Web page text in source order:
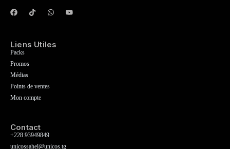
Liens Utiles
Packs
Promos
Médias
Points de ventes
Mon compte
Contact
+228 93949849
unicossahel@unicos.tg